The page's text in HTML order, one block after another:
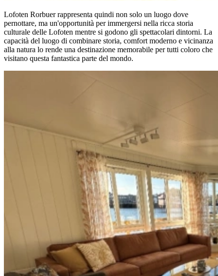
Lofoten Rorbuer rappresenta quindi non solo un luogo dove
pernottare, ma un'opportunità per immergersi nella ricca storia
culturale delle Lofoten mentre si godono gli spettacolari dintorni. La
capacità del luogo di combinare storia, comfort moderno e vicinanza
alla natura lo rende una destinazione memorabile per tutti coloro che
visitano questa fantastica parte del mondo.